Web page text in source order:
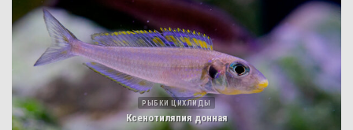
РЫБКИ ЦИХЛИДЫ
Ксенотиляпия донная